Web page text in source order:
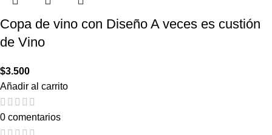
Copa de vino con Diseño A veces es custión
de Vino
$3.500
Añadir al carrito
0 comentarios